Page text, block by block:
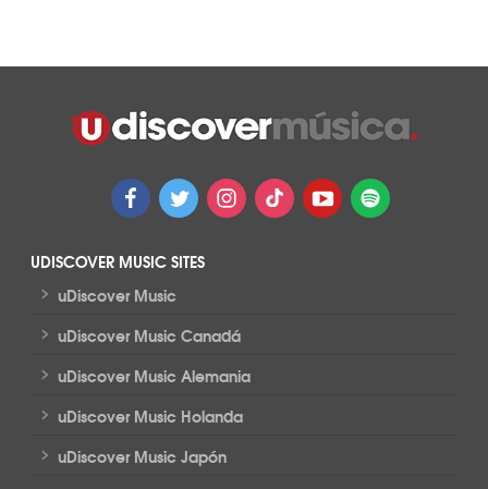
UDISCOVER MUSIC SITES
> uDiscover Music
> uDiscover Music Canadá
> uDiscover Music Alemania
> uDiscover Music Holanda
> uDiscover Music Japón